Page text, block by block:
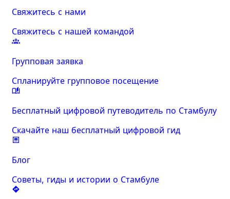
Свяжитесь с нами
Свяжитесь с нашей командой
Групповая заявка
Спланируйте групповое посещение
Бесплатный цифровой путеводитель по Стамбулу
Скачайте наш бесплатный цифровой гид
Блог
Советы, гиды и истории о Стамбуле